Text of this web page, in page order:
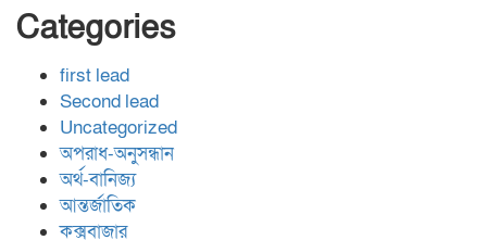
Categories
first lead
Second lead
Uncategorized
অপরাধ-অনুসন্ধান
অর্থ-বানিজ্য
আন্তর্জাতিক
কক্সবাজার